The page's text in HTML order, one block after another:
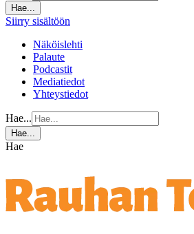
Hae...
Siirry sisältöön
Näköislehti
Palaute
Podcastit
Mediatiedot
Yhteystiedot
Hae...
Hae...
Hae